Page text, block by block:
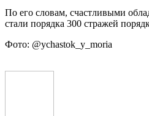
По его словам, счастливыми
стали порядка 300 стражей
Фото: @ychastok_y_moria